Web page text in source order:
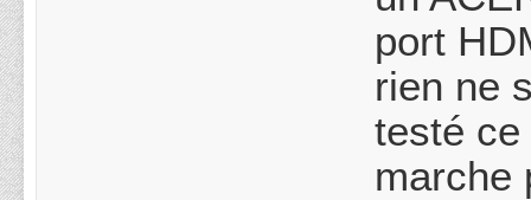
port
rien ne
testé
marche